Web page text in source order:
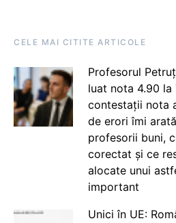
CELE MAI CITITE ARTICOLE
Profesorul
luat nota 4.90 la
contestații nota
de erori îmi
profesorii buni,
corectat și ce
alocate unui
important
Unici în UE: